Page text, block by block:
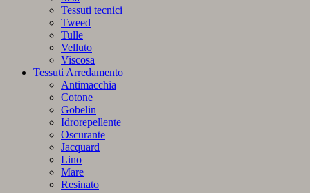
Tessuti tecnici
Tweed
Tulle
Velluto
Viscosa
Tessuti Arredamento
Antimacchia
Cotone
Gobelin
Idrorepellente
Oscurante
Jacquard
Lino
Mare
Resinato